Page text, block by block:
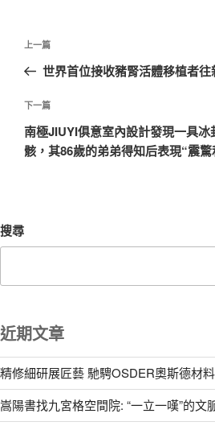
文
導
覽
上
一
文
章
上一篇
世界首位接收豬腎活體移植者
下
一
篇
下一篇
南極JIUYI俱意室內設計發現一具
骸，其86歲的弟弟得知后表現“震驚
搜尋
近期文章
精修細研展匠藝 馳騁OSDER奧斯德材
嵩陽書找九宮格空間院: “一立一嘆”的文